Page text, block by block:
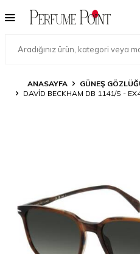
ANASAYFA GÜNEŞ
DAVID BECKHAM DB 1141/S -